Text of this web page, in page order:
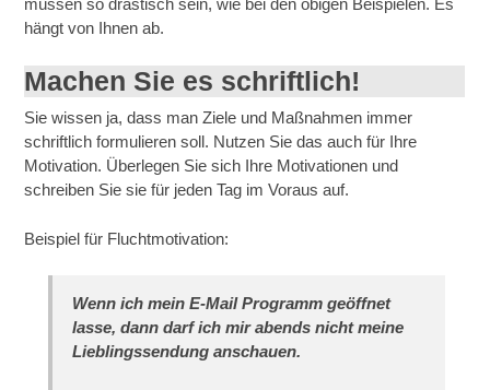
müssen so drastisch sein, wie bei den obigen Beispielen. Es
hängt von Ihnen ab.
Machen Sie es schriftlich!
Sie wissen ja, dass man Ziele und Maßnahmen immer
schriftlich formulieren soll. Nutzen Sie das auch für Ihre
Motivation. Überlegen Sie sich Ihre Motivationen und
schreiben Sie sie für jeden Tag im Voraus auf.
Beispiel für Fluchtmotivation:
Wenn ich mein E-Mail Programm geöffnet
lasse, dann darf ich mir abends nicht meine
Lieblingssendung anschauen.